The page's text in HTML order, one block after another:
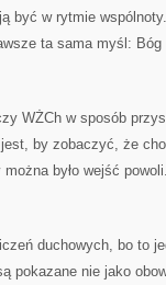
być w rytmie
ta sama myśl:
WŻCh w sposób
by zobaczyć, że
było wejść
duchowych, bo to
pokazane nie jako